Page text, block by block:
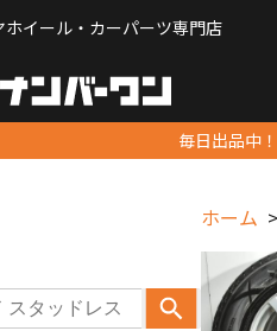
イール・カーパーツ専門店
毎日出品中
ホーム